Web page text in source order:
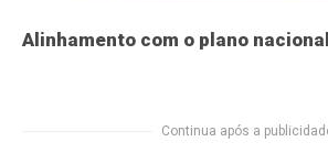
Alinhamento com o plano nacional
Continua após a